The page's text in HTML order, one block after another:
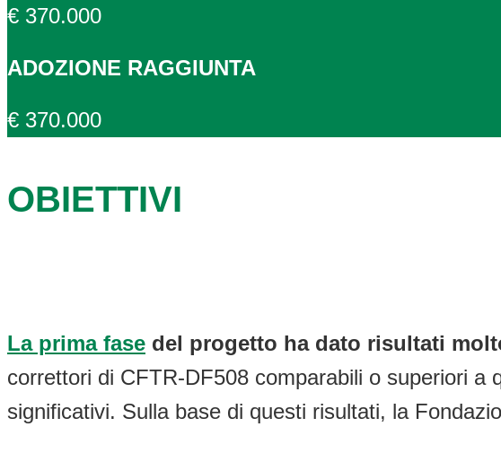
€ 370.000
ADOZIONE RAGGIUNTA
€ 370.000
OBIETTIVI
La prima fase del progetto ha dato risultati
correttori di CFTR-DF508 comparabili o superiori
significativi. Sulla base di questi risultati, la